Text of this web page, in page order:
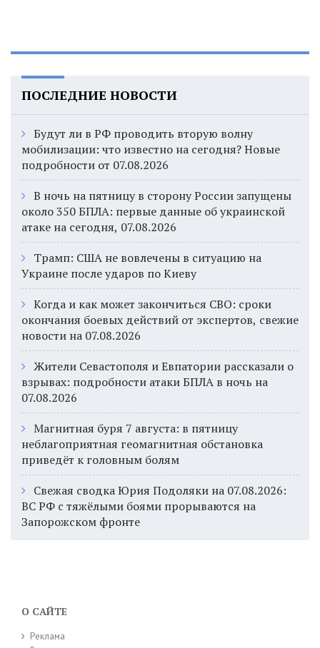
ПОСЛЕДНИЕ НОВОСТИ
Будут ли в РФ проводить вторую волну
мобилизации: что известно на сегодня? Новые
подробности от 07.08.2026
В ночь на пятницу в сторону России запущены
около 350 БПЛА: первые данные об украинской
атаке на сегодня, 07.08.2026
Трамп: США не вовлечены в ситуацию на
Украине после ударов по Киеву
Когда и как может закончиться СВО: сроки
окончания боевых действий от экспертов, свежие
новости на 07.08.2026
Жители Севастополя и Евпатории рассказали о
взрывах: подробности атаки БПЛА в ночь на
07.08.2026
Магнитная буря 7 августа: в пятницу
неблагоприятная геомагнитная обстановка
приведёт к головным болям
Свежая сводка Юрия Подоляки на 07.08.2026:
ВС РФ с тяжёлыми боями прорываются на
Запорожском фронте
О САЙТЕ
Реклама